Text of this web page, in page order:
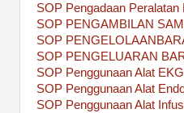
SOP Pengadaan Peralatan
SOP PENGAMBILAN
SOP
SOP PENGELUARAN
SOP Penggunaan Alat EKG
SOP Penggunaan Alat
SOP Penggunaan Alat